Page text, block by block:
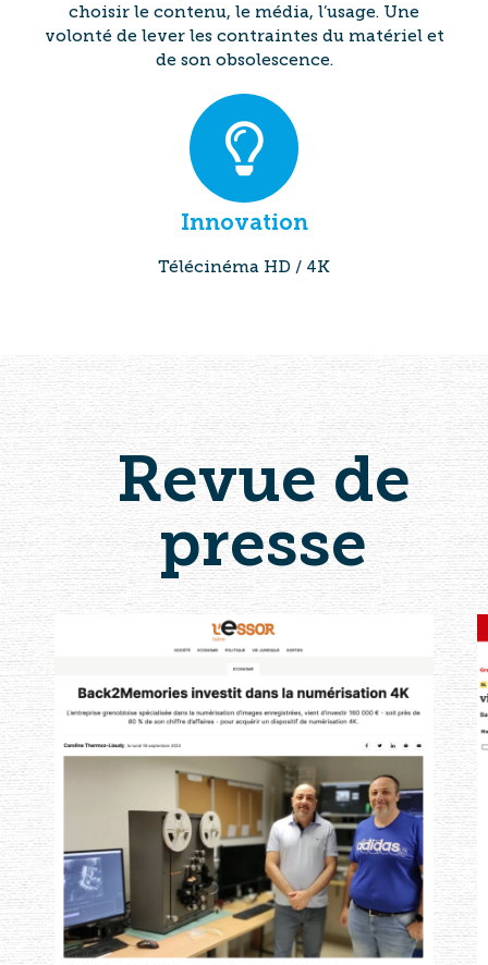
choisir le contenu, le média, l’usage. Une
volonté de lever les contraintes du matériel et
de son obsolescence.
Innovation
Télécinéma HD / 4K
Revue de
presse